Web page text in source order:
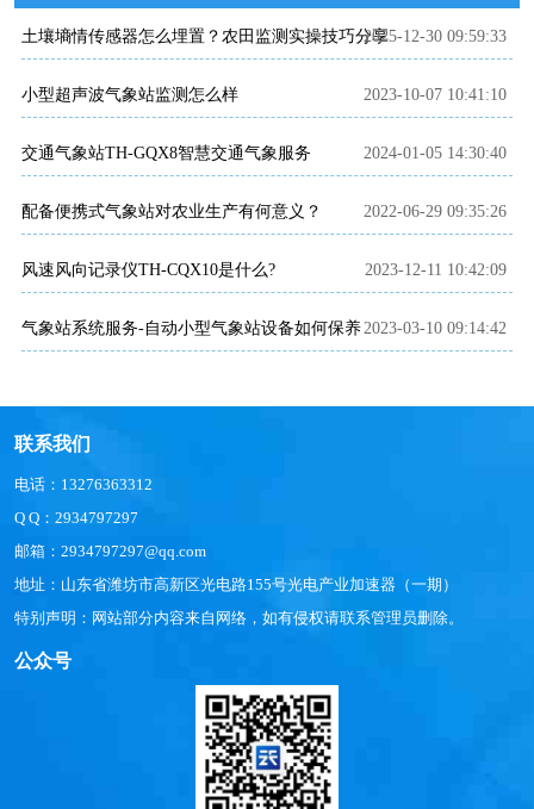
土壤墒情传感器怎么埋置？农田监测实操技巧分享2025-12-30 09:59:33
小型超声波气象站监测怎么样 2023-10-07 10:41:10
交通气象站TH-GQX8智慧交通气象服务 2024-01-05 14:30:40
配备便携式气象站对农业生产有何意义？ 2022-06-29 09:35:26
风速风向记录仪TH-CQX10是什么? 2023-12-11 10:42:09
气象站系统服务-自动小型气象站设备如何保养2023-03-10 09:14:42
联系我们
电话：13276363312
Q Q：2934797297
邮箱：2934797297@qq.com
地址：山东省潍坊市高新区光电路155号光电产业加速器（一期）
特别声明：网站部分内容来自网络，如有侵权请联系管理员删除。
公众号